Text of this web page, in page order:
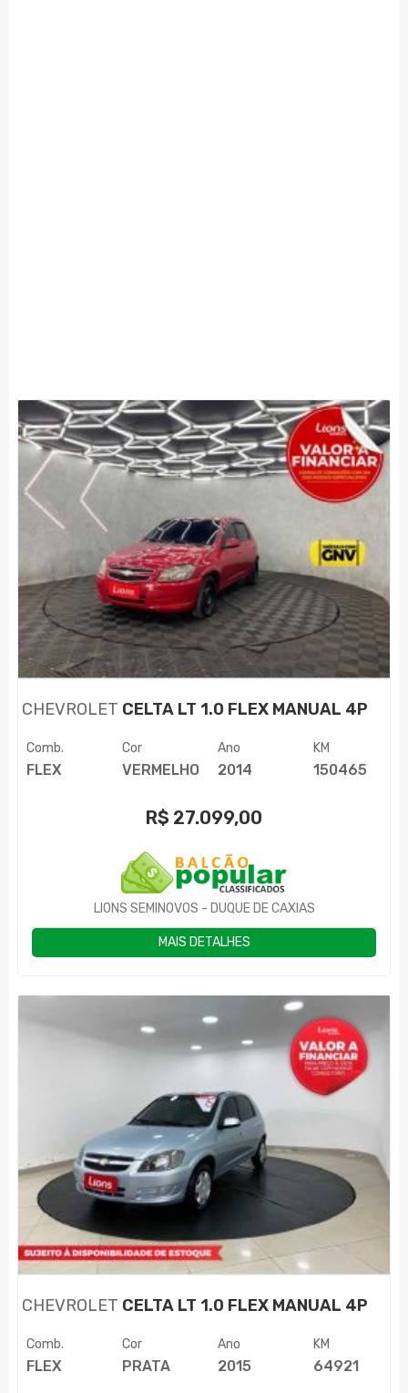
CHEVROLET CELTA LT 1.0 FLEX MANUAL 4P
Comb.
FLEX
Cor
VERMELHO
Ano
2014
KM
150465
R$ 27.099,00
LIONS SEMINOVOS - DUQUE DE CAXIAS
MAIS DETALHES
CHEVROLET CELTA LT 1.0 FLEX MANUAL 4P
Comb.
FLEX
Cor
PRATA
Ano
2015
KM
64921